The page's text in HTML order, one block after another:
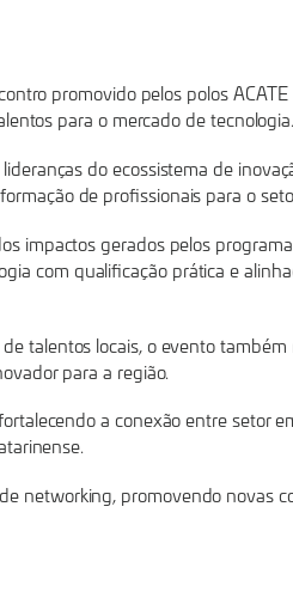
promovido pelos polos
para o mercado de tecnologia.
do ecossistema de
de profissionais para o
impactos gerados pelos
com qualificação prática e
talentos locais, o evento
para a região.
a conexão entre setor
networking, promovendo novas